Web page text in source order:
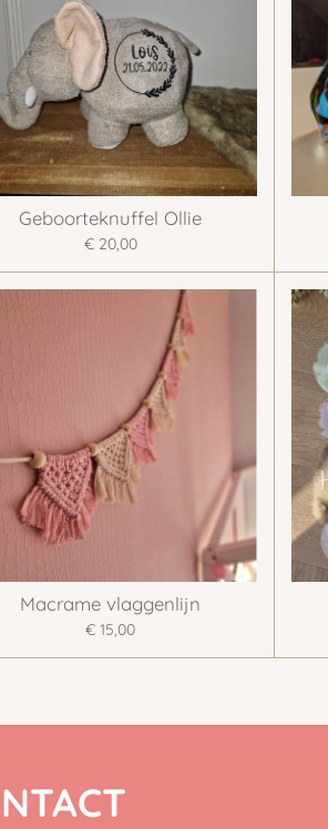
Geboorteknuffel Ollie
€ 20,00
Macrame vlaggenlijn
€ 15,00